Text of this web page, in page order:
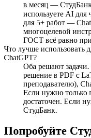
в месяц —
используете AI для
для 5+ работ —
многоцелевой
ГОСТ всё равно
Что лучше использовать
ChatGPT?
Оба решают задачи.
решение в PDF с
преподавателю),
Если нужно только
достаточен. Если
СтудБанк.
Попробуйте